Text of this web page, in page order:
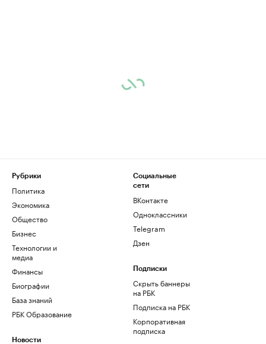
Рубрики
Политика
Экономика
Общество
Бизнес
Технологии и
медиа
Финансы
Биографии
База знаний
РБК Образование
Новости
Социальные
сети
ВКонтакте
Одноклассники
Telegram
Дзен
Подписки
Скрыть баннеры
на РБК
Подписка на РБК
Корпоративная
подписка